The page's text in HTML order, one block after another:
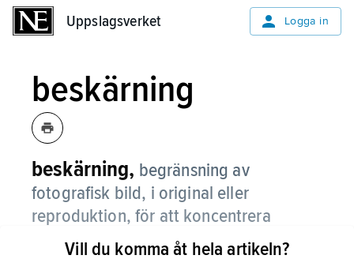
Uppslagsverket Logga in
beskärning
beskärning, begränsning av
fotografisk bild, i original eller
reproduktion, för att koncentrera
motivet och ta bort ovidkommande
detaljer.
Vill du komma åt hela artikeln?